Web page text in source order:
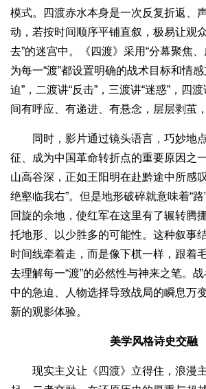
模式。四渡赤水本身是一次反复折返、
动，若按时间顺序平铺直叙，极易让观
去”的迷宫中。《四渡》采用“分幕聚焦、
为每一“渡”都设置明确的战术目标和情
迫”，二渡讲“反击”，三渡讲“迷惑”，四
间有呼应、有递进、有悬念，层层剥茧
同时，影片通过镜头语言，巧妙地
征、成为中国革命转折点的重要原因之
山高谷深，正如王阳明在赴黔途中所感
绝壑临我右”。但是地形破碎就意味着“
回旋的余地，使红军在这里有了辗转腾
托地形、以少胜多的可能性。这种叙事
时间线牵着走，而是像下棋一样，跟着
去理解每一“渡”的必然性与神来之笔。
中的急迫、人物选择导致战局的瞬息万
新的观影体验。
美学风格诗史交融
现实主义让《四渡》立得住，浪漫